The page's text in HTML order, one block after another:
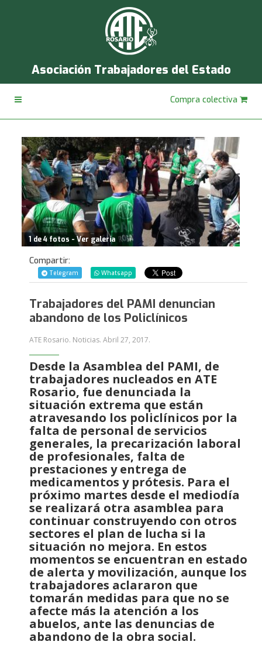
Asociación Trabajadores del Estado
Compra colectiva
1 de 4 fotos - Ver galería
Compartir:
Telegram Whatsapp
Trabajadores del PAMI denuncian
abandono de los Policlínicos
ATE Rosario. Noticias. Abril 27, 2017.
Desde la Asamblea del PAMI, de
trabajadores nucleados en ATE
Rosario, fue denunciada la
situación extrema que están
atravesando los policlínicos por la
falta de personal de servicios
generales, la precarización laboral
de profesionales, falta de
prestaciones y entrega de
medicamentos y prótesis. Para el
próximo martes desde el mediodía
se realizará otra asamblea para
continuar construyendo con otros
sectores el plan de lucha si la
situación no mejora. En estos
momentos se encuentran en estado
de alerta y movilización, aunque los
trabajadores aclararon que
tomarán medidas para que no se
afecte más la atención a los
abuelos, ante las denuncias de
abandono de la obra social.